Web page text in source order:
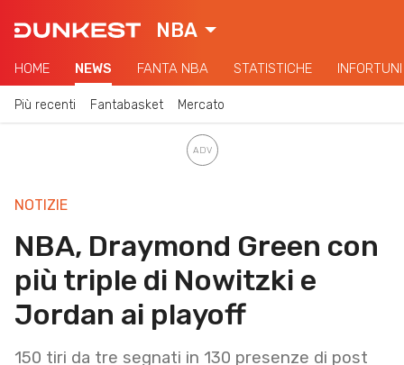
NBA
HOME NEWS FANTA NBA STATISTICHE INFORTUNI
Più recenti Fantabasket Mercato
NOTIZIE
NBA, Draymond Green con
più triple di Nowitzki e
Jordan ai playoff
150 tiri da tre segnati in 130 presenze di post